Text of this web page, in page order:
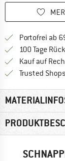
Portofrei ab
100 Tage
Kauf auf
Trusted